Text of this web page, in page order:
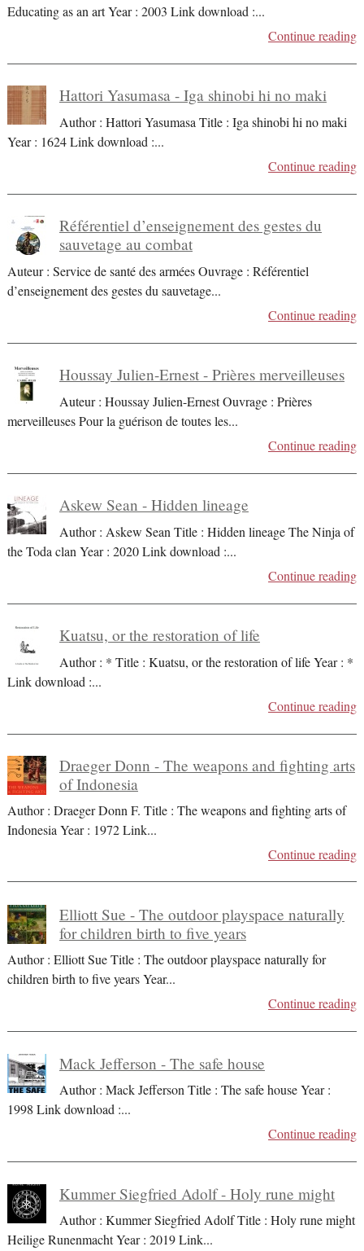
Educating as an art Year : 2003 Link download :...
Continue reading
Hattori Yasumasa - Iga shinobi hi no maki
Author : Hattori Yasumasa Title : Iga shinobi hi no maki
Year : 1624 Link download :...
Continue reading
Référentiel d’enseignement des gestes du
sauvetage au combat
Auteur : Service de santé des armées Ouvrage : Référentiel
d’enseignement des gestes du sauvetage...
Continue reading
Houssay Julien-Ernest - Prières merveilleuses
Auteur : Houssay Julien-Ernest Ouvrage : Prières
merveilleuses Pour la guérison de toutes les...
Continue reading
Askew Sean - Hidden lineage
Author : Askew Sean Title : Hidden lineage The Ninja of
the Toda clan Year : 2020 Link download :...
Continue reading
Kuatsu, or the restoration of life
Author : * Title : Kuatsu, or the restoration of life Year : *
Link download :...
Continue reading
Draeger Donn - The weapons and fighting arts
of Indonesia
Author : Draeger Donn F. Title : The weapons and fighting arts of
Indonesia Year : 1972 Link...
Continue reading
Elliott Sue - The outdoor playspace naturally
for children birth to five years
Author : Elliott Sue Title : The outdoor playspace naturally for
children birth to five years Year...
Continue reading
Mack Jefferson - The safe house
Author : Mack Jefferson Title : The safe house Year :
1998 Link download :...
Continue reading
Kummer Siegfried Adolf - Holy rune might
Author : Kummer Siegfried Adolf Title : Holy rune might
Heilige Runenmacht Year : 2019 Link...